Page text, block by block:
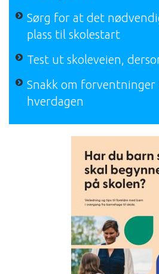
Sørg for at det
plass til skolestart
Test ut skoleveien,
Snakk om forventninger
hverdagen